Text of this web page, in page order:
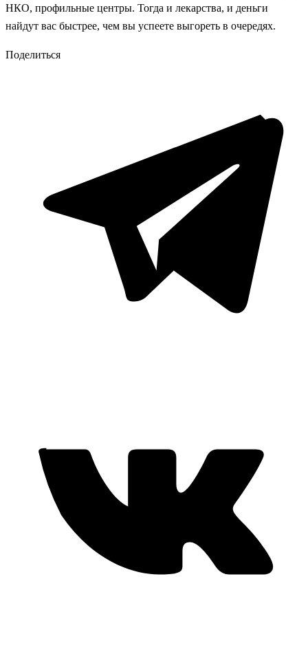
НКО, профильные центры. Тогда и лекарства, и деньги
найдут вас быстрее, чем вы успеете выгореть в очередях.
Поделиться